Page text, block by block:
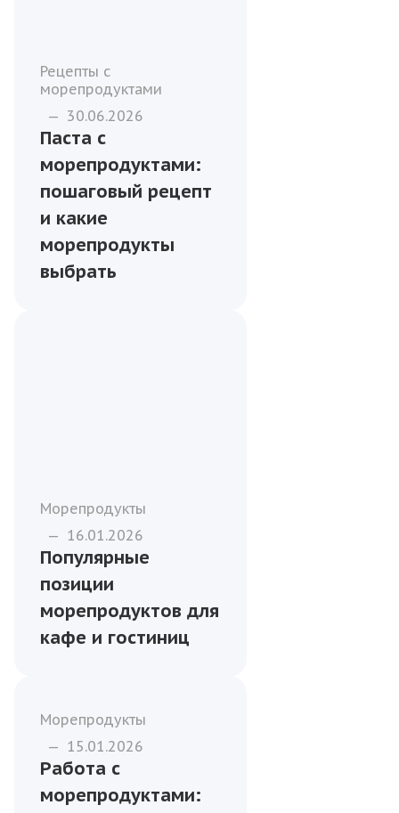
Рецепты с
морепродуктами
— 30.06.2026
Паста с
морепродуктами:
пошаговый рецепт
и какие
морепродукты
выбрать
Морепродукты
— 16.01.2026
Популярные
позиции
морепродуктов для
кафе и гостиниц